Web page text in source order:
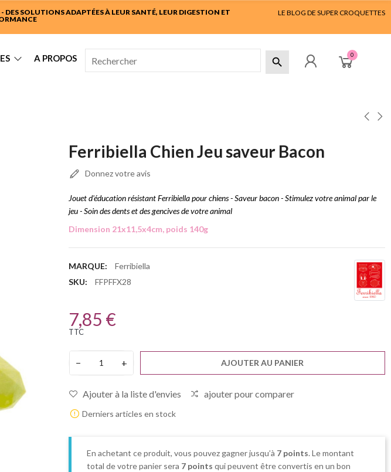
SOLUTIONS ADAPTÉES À LEUR SANTÉ, LEUR DIGESTION ET
LE BLOG DE SUPER CROQUETTES
A PROPOS 
0
Ferribiella Chien Jeu saveur Bacon
Donnez votre avis
Jouet d'éducation résistant Ferribiella pour chiens - Saveur bacon - Stimulez votre animal par le
jeu - Soin des dents et des gencives de votre animal
Dimension 21x11,5x4cm, poids 140g
MARQUE:
Ferribiella
SKU:
FFPFFX28
7,85 €
TTC
− + AJOUTER AU PANIER
Ajouter à la liste d'envies ajouter pour comparer
Derniers articles en stock
En achetant ce produit, vous pouvez gagner jusqu’à 7 points. Le montant
total de votre panier sera 7 points qui peuvent être convertis en un bon